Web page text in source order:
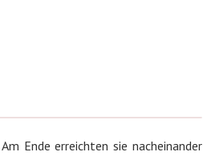
Ende erreichten sie nacheinander